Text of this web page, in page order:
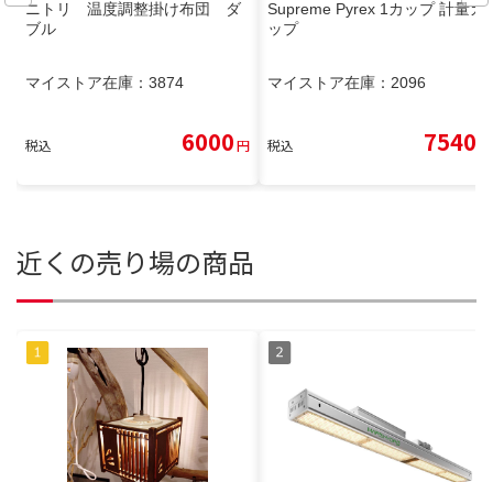
ニトリ 温度調整掛け布団 ダ
ブル
マイストア在庫： 3874
税込 6000円
Supreme Pyrex 1カップ 計量カ
ップ
マイストア在庫： 2096
税込 7540
近くの売り場の商品